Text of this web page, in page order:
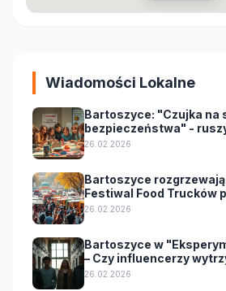
Wiadomości Lokalne
Bartoszyce: "Czujka na
bezpieczeństwa" -
dla uczniów!
26.02.2026
Bartoszyce
Festiwal Food Trucków
wrześniu 2025!
26.02.2026
Bartoszyce w
– Czy influencerzy
kratkami?
26.02.2026